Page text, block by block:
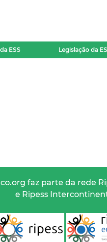
ESS Legislação da
faz parte da rede
e Ripess